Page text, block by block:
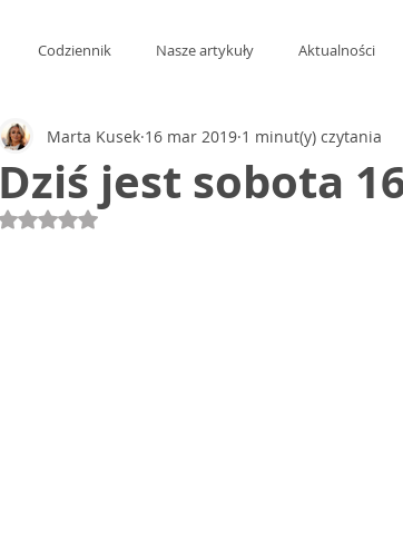
Codziennik Nasze artykuły Aktualności
Dziś jest sobota
Marta Kusek 16 mar 2019 1 minut(y) czytania
Oceniono na NaN z 5 gwiazdek.